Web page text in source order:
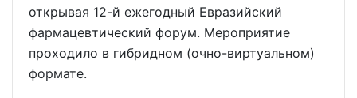
открывая 12-й ежегодный Евразийский
фармацевтический форум. Мероприятие
проходило в гибридном (очно-виртуальном)
формате.